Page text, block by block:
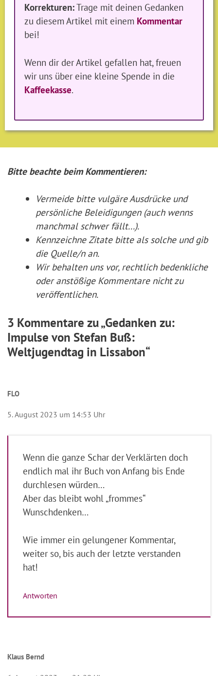
Korrekturen:Trage mit deinen Gedanken
zu diesem Artikel mit einem Kommentar
bei!
Wenn dir der Artikel gefallen hat, freuen
wir uns über eine kleine Spende in die
Kaffeekasse.
Bitte beachte beim Kommentieren:
Vermeide bitte vulgäre Ausdrücke und
persönliche Beleidigungen (auch wenns
manchmal schwer fällt...).
Kennzeichne Zitate bitte als solche und gib
die Quelle/n an.
Wir behalten uns vor, rechtlich bedenkliche
oder anstößige Kommentare nicht zu
veröffentlichen.
3 Kommentare zu „Gedanken zu:
Impulse von Stefan Buß:
Weltjugendtag in Lissabon“
FLO
5. August 2023 um 14:53 Uhr
Wenn die ganze Schar der Verklärten doch
endlich mal ihr Buch von Anfang bis Ende
durchlesen würden…
Aber das bleibt wohl „frommes“
Wunschdenken…
Wie immer ein gelungener Kommentar,
weiter so, bis auch der letzte verstanden
hat!
Antworten
Klaus Bernd